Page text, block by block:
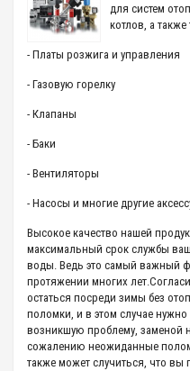
для систем
котлов, а также
- Платы розжига и управления
- Газовую горелку
- Клапаны
- Баки
- Вентиляторы
- Насосы и многие другие
Высокое качество нашей
максимальный срок службы
воды. Ведь это самый важный
протяжении многих
остаться посреди зимы без
поломки, и в этом случае
возникшую проблему, заменой
сожалению неожиданные
также может случиться, что вы